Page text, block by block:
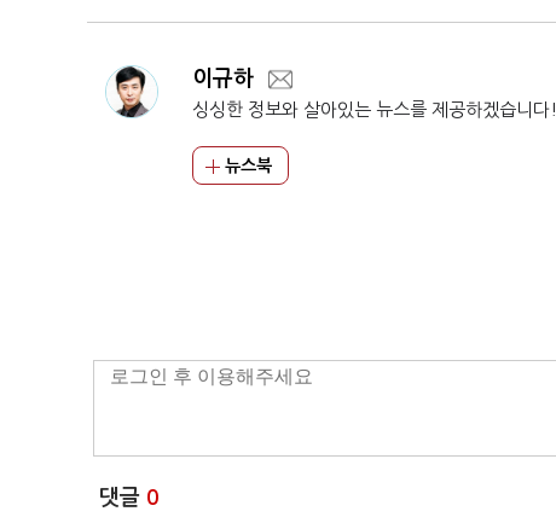
이규하
싱싱한 정보와 살아있는 뉴스를 제공하겠습니다!
뉴스북
댓글 0